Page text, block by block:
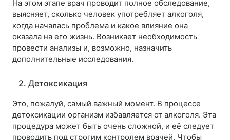
На этом этапе врач проводит полное обследование,
выясняет, сколько человек употребляет алкоголя,
когда началась проблема и какое влияние она
оказала на его жизнь. Возникает необходимость
провести анализы и, возможно, назначить
дополнительные исследования.
2. Детоксикация
Это, пожалуй, самый важный момент. В процессе
детоксикации организм избавляется от алкоголя. Эта
процедура может быть очень сложной, и её следует
проводить под строгим контролем врачей. Чтобы